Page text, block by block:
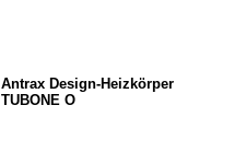
Antrax Design-Heizkörper
TUBONE O